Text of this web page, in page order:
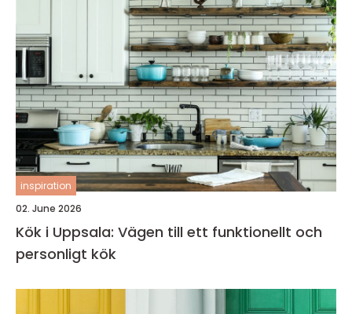
inspiration
02. June 2026
Kök i Uppsala: Vägen till ett funktionellt och
personligt kök